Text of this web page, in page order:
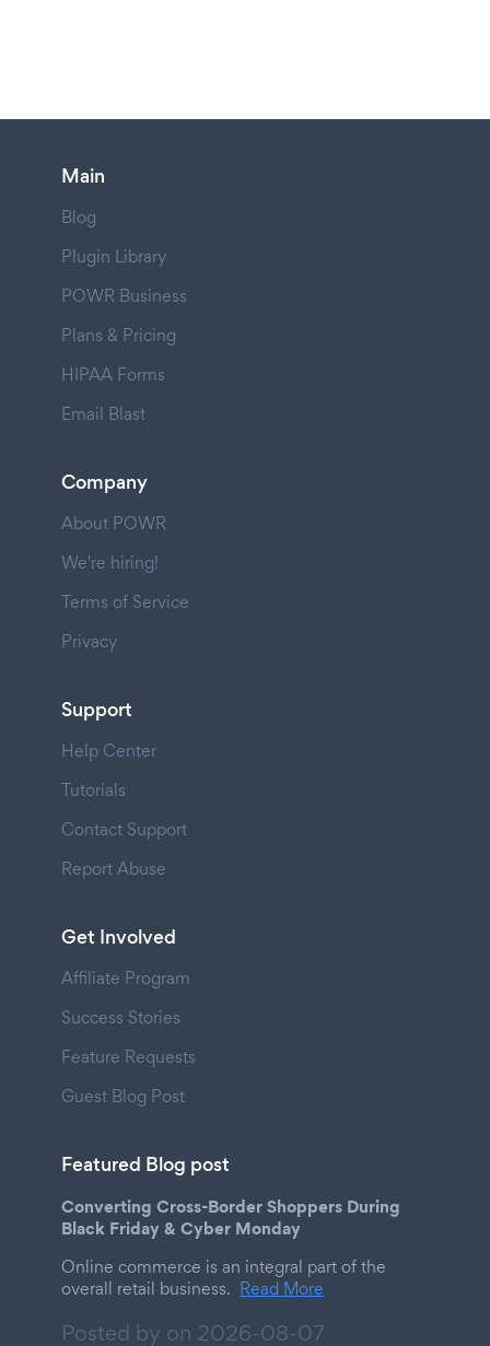
Main
Blog
Plugin Library
POWR Business
Plans & Pricing
HIPAA Forms
Email Blast
Company
About POWR
We're hiring!
Terms of Service
Privacy
Support
Help Center
Tutorials
Contact Support
Report Abuse
Get Involved
Affiliate Program
Success Stories
Feature Requests
Guest Blog Post
Featured Blog post
Converting Cross-Border Shoppers During
Black Friday & Cyber Monday
Online commerce is an integral part of the
overall retail business. Read More
Posted by on 2026-08-07